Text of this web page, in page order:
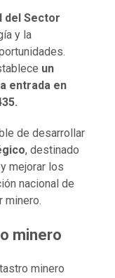
del Sector
y la
un
entrada en
de desarrollar
, destinado
mejorar los
nacional de
minero.
minero
minero